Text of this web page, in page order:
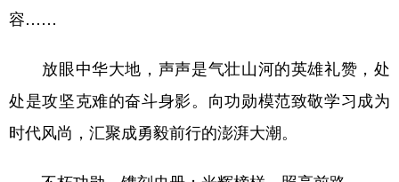
容……
放眼中华大地，声声是气壮山河的英雄礼赞，处
处是攻坚克难的奋斗身影。向功勋模范致敬学习成为
时代风尚，汇聚成勇毅前行的澎湃大潮。